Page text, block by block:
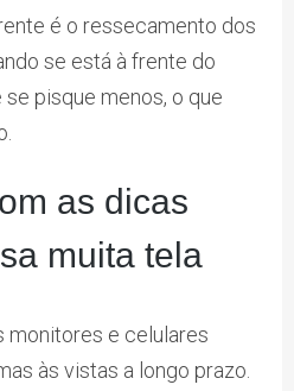
é o ressecamento dos
se está à frente do
pisque menos, o que
as dicas
muita tela
monitores e celulares
às vistas a longo prazo.